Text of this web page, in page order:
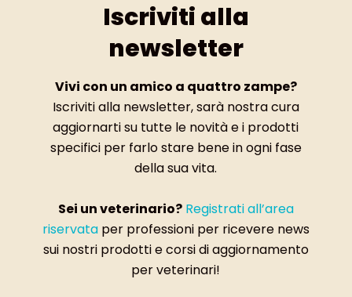
Iscriviti alla
newsletter
Vivi con un amico a quattro zampe?
Iscriviti alla newsletter, sarà nostra cura
aggiornarti su tutte le novità e i prodotti
specifici per farlo stare bene in ogni fase
della sua vita.
Sei un veterinario? Registrati all’area
riservataper professioni per ricevere news
sui nostri prodotti e corsi di aggiornamento
per veterinari!